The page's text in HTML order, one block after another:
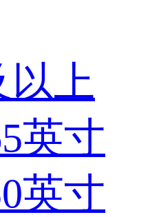
以上
英寸
英寸